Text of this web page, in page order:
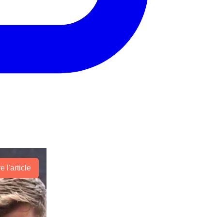
l'article